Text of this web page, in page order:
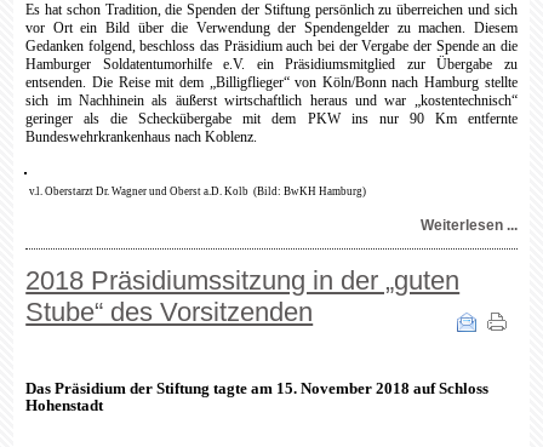
Es hat schon Tradition, die Spenden der Stiftung persönlich zu überreichen und sich
vor Ort ein Bild über die Verwendung der Spendengelder zu machen. Diesem
Gedanken folgend, beschloss das Präsidium auch bei der Vergabe der Spende an die
Hamburger Soldatentumorhilfe e.V. ein Präsidiumsmitglied zur Übergabe zu
entsenden. Die Reise mit dem „Billigflieger“ von Köln/Bonn nach Hamburg stellte
sich im Nachhinein als äußerst wirtschaftlich heraus und war „kostentechnisch“
geringer als die Scheckübergabe mit dem PKW ins nur 90 Km entfernte
Bundeswehrkrankenhaus nach Koblenz.
v.l.Oberstarzt Dr. Wagner undOberst a.D. Kolb (Bild: BwKH Hamburg)
Weiterlesen ...
2018 Präsidiumssitzung in der „guten
Stube“ des Vorsitzenden
Das Präsidium der Stiftung tagte am 15. November 2018 auf Schloss
Hohenstadt